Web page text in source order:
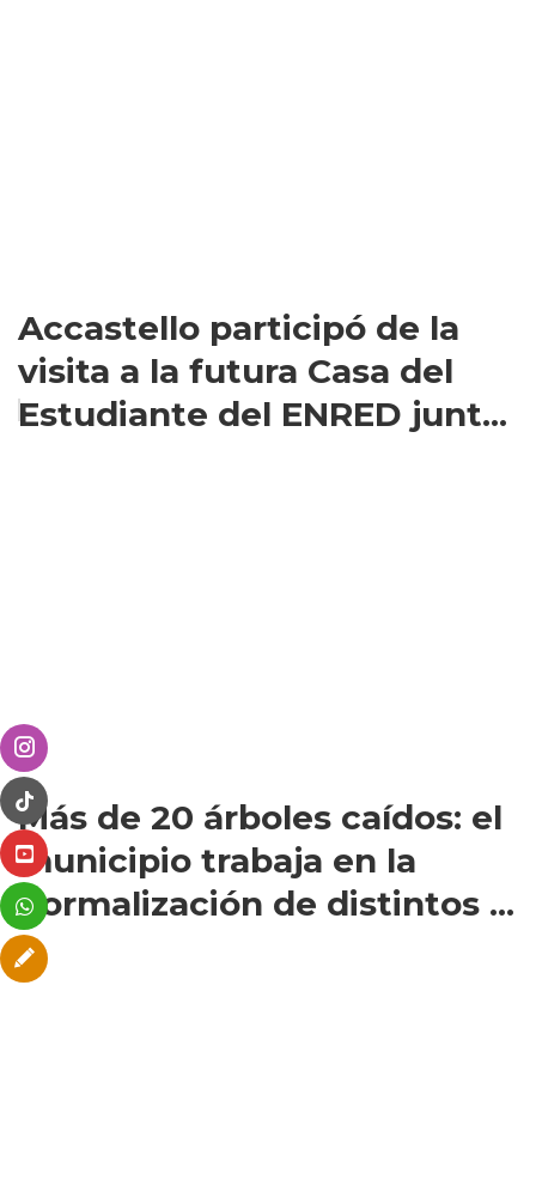
Accastello participó de la
visita a la futura Casa del
Estudiante del ENRED junt...
Más de 20 árboles caídos: el
municipio trabaja en la
normalización de distintos ...